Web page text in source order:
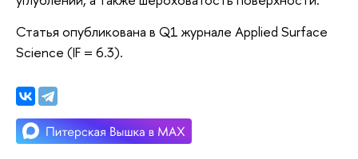
Статья опубликована в Q1 журнале Applied Surface
Science (IF = 6.3).